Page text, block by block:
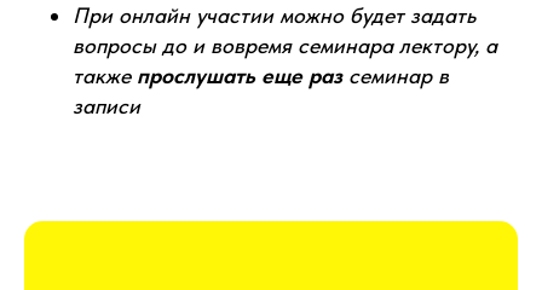
При онлайн участии можно будет задать
вопросы до и вовремя семинара лектору, а
также прослушать еще разсеминар в
записи